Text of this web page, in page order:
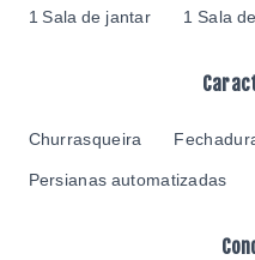
1 Sala de jantar 1 Sala
Churrasqueira
Persianas automatizadas